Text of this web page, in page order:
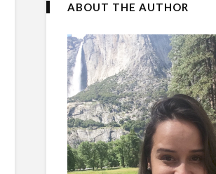
ABOUT THE AUTHOR